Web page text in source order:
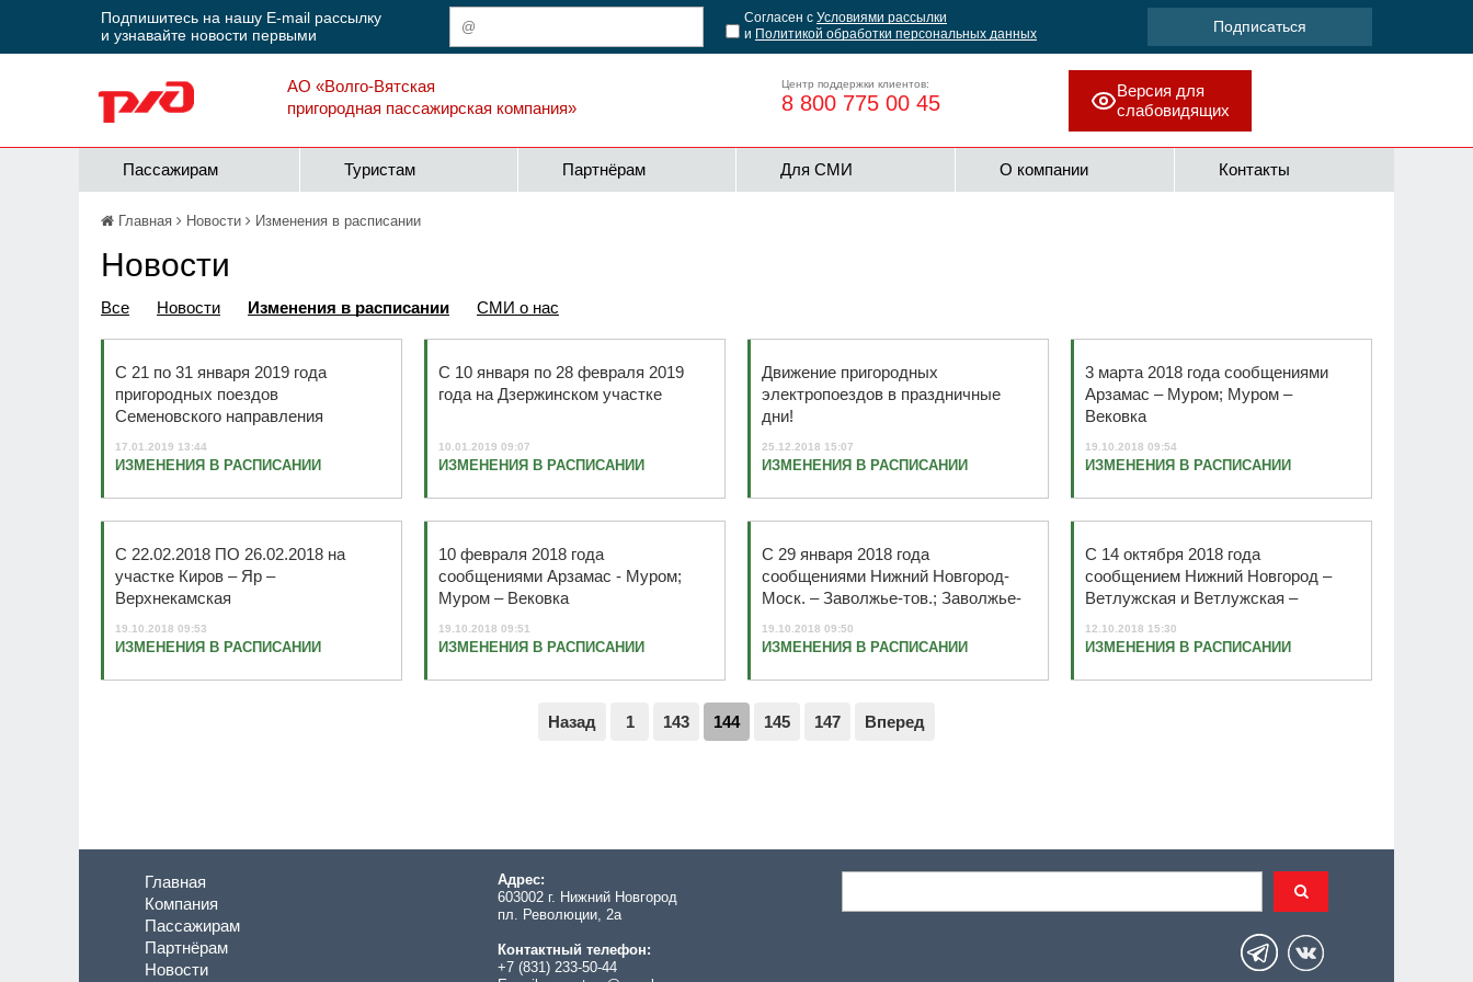
Подпишитесь на нашу E-mail рассылку
и узнавайте новости первыми
Согласен с Условиями рассылки
и Политикой обработки персональных данных
АО «Волго-Вятская
пригородная пассажирская компания»
Центр поддержки клиентов:
8 800 775 00 45
Версия для
слабовидящих
Пассажирам Туристам Партнёрам Для СМИ О компании Контакты
Главная Новости Изменения в расписании
Новости
Все Новости Изменения в расписании СМИ о нас
С 21 по 31 января 2019 года
пригородных поездов
Семеновского направления
17.01.2019 13:44
ИЗМЕНЕНИЯ В РАСПИСАНИИ
С 10 января по 28 февраля 2019
года на Дзержинском участке
10.01.2019 09:07
ИЗМЕНЕНИЯ В РАСПИСАНИИ
Движение пригородных
электропоездов в праздничные
дни!
25.12.2018 15:07
ИЗМЕНЕНИЯ В РАСПИСАНИИ
3 марта 2018 года сообщениями
Арзамас – Муром; Муром –
Вековка
19.10.2018 09:54
ИЗМЕНЕНИЯ В РАСПИСАНИИ
С 22.02.2018 ПО 26.02.2018 на
участке Киров – Яр –
Верхнекамская
19.10.2018 09:53
ИЗМЕНЕНИЯ В РАСПИСАНИИ
10 февраля 2018 года
сообщениями Арзамас - Муром;
Муром – Вековка
19.10.2018 09:51
ИЗМЕНЕНИЯ В РАСПИСАНИИ
С 29 января 2018 года
сообщениями Нижний Новгород-
Моск. – Заволжье-тов.; Заволжье-
19.10.2018 09:50
ИЗМЕНЕНИЯ В РАСПИСАНИИ
С 14 октября 2018 года
сообщением Нижний Новгород –
Ветлужская и Ветлужская –
12.10.2018 15:30
ИЗМЕНЕНИЯ В РАСПИСАНИИ
Назад 1 143 144 145 147 Вперед
Главная
Компания
Пассажирам
Партнёрам
Новости
Адрес:
603002 г. Нижний Новгород
пл. Революции, 2а
Контактный телефон:
+7 (831) 233-50-44